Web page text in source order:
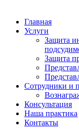
Главная
Услуги
Защита
Защита
Сотрудники и
Консультация
Наша практика
Контакты